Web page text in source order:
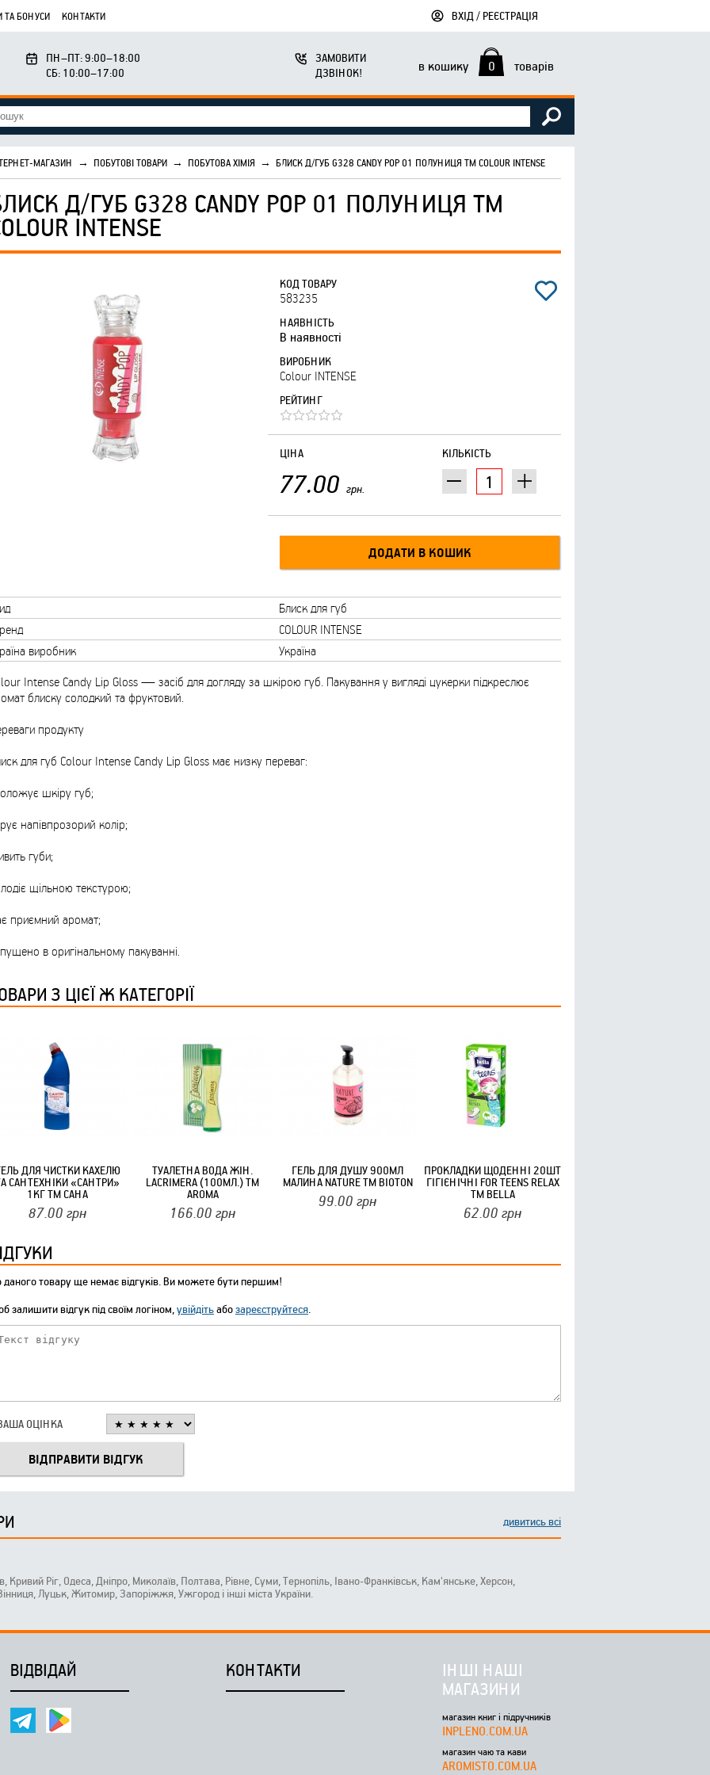
БОНУСИ КОНТАКТИ ВХІД / РЕЄСТРАЦІЯ
ПН–ПТ: 9:00–18:00
СБ: 10:00–17:00
ЗАМОВИТИ
ДЗВІНОК!
в кошику 0 товарів
КОТИКИ (20ШТ/УП) ОФФ 82 ПАННОЧКА
КОТИКИ (20ШТ/УП) ОФФ 82 ПАННОЧКА
МАГАЗИН → ПОБУТОВІ ТОВАРИ → ПОБУТОВА ХІМІЯ → БЛИСК Д/ГУБ G328 CANDY POP 01 ПОЛУНИЦЯ ТМ COLOUR INTENSE
Д/ГУБ G328 CANDY POP 01 ПОЛУНИЦЯ ТМ
INTENSE
КОД ТОВАРУ
583235
НАЯВНІСТЬ
В наявності
ВИРОБНИК
Colour INTENSE
РЕЙТИНГ
КІЛЬКІСТЬ
ЦІНА
77.00 грн.
Блиск для губ
COLOUR INTENSE
виробник
Україна
Intense Candy Lip Gloss — засіб для догляду за шкірою губ. Пакування у вигляді цукерки підкреслює
блиску солодкий та фруктовий.
продукту
для губ Colour Intense Candy Lip Gloss має низку переваг:
шкіру губ;
напівпрозорий колір;
губи;
щільною текстурою;
приємний аромат;
в оригінальному пакуванні.
З ЦІЄЇ Ж КАТЕГОРІЇ
ДЛЯ ЧИСТКИ КАХЕЛЮ
САНТЕХНІКИ «САНТРИ»
1КГ ТМ САНА
87.00 грн
ТУАЛЕТНА ВОДА ЖІН.
LACRIMERA (100МЛ.) ТМ
AROMA
166.00 грн
ГЕЛЬ ДЛЯ ДУШУ 900МЛ
МАЛИНА NATURE ТМ BIOTON
99.00 грн
ПРОКЛАДКИ ЩОДЕННІ 20ШТ
ГІГІЄНІЧНІ FOR TEENS RELAX
ТМ BELLA
62.00 грн
даного товару ще немає відгуків. Ви можете бути першим!
залишити відгук під своїм логіном,увійдітьабозареєструйтеся.
ОЦІНКА
дивитись всі
Кривий Ріг, Одеса, Дніпро, Миколаїв, Полтава, Рівне, Суми, Тернопіль, Івано-Франківськ, Кам'янське, Херсон,
Луцьк, Житомир, Запоріжжя, Ужгород і інші міста України.
ВІДВІДАЙ КОНТАКТИ
ІНШІ НАШІ
МАГАЗИНИ
магазин книг і підручників
INPLENO.COM.UA
магазин чаю та кави
AROMISTO.COM.UA